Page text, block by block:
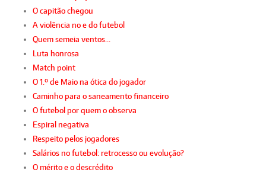
O capitão chegou
A violência no e do futebol
Quem semeia ventos…
Luta honrosa
Match point
O 1.º de Maio na ótica do jogador
Caminho para o saneamento financeiro
O futebol por quem o observa
Espiral negativa
Respeito pelos jogadores
Salários no futebol: retrocesso ou evolução?
O mérito e o descrédito